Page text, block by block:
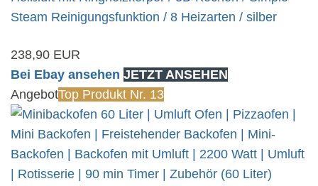
Steam Reinigungsfunktion / 8 Heizarten / silber
238,90 EUR
Bei Ebay ansehen JETZT ANSEHEN
AngebotTop Produkt Nr. 13